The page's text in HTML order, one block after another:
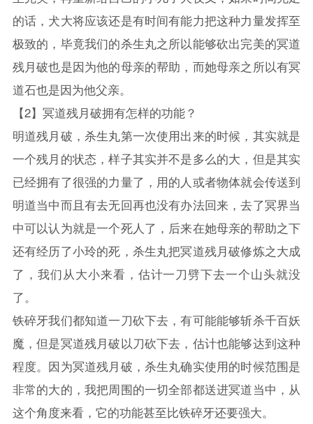
的话，犬大将应该还是有时间有能力把这种力量发挥至
极致的，毕竟我们的杀生丸之所以能够砍出完美的冥道
残月破也是因为他的母亲的帮助，而她母亲之所以有冥
道石也是因为他父亲。
【2】冥道残月破拥有怎样的功能？
明道残月破，杀生丸第一次使用出来的时候，其实就是
一个残月的状态，样子其实并不是多么的大，但是其实
已经拥有了很强的力量了，用的人或者物体就会传送到
明道当中而且有去无回再也没有办法回来，去了冥界当
中可以认为就是一个死人了，后来在她母亲的帮助之下
还有经历了小玲的死，杀生丸把冥道残月破修炼之大成
了，我们从大小来看，估计一刀劈下去一个山头就没
了。
铁碎牙我们都知道一刀砍下去，有可能能够斩杀千百妖
魔，但是冥道残月破以刀砍下去，估计也能够达到这种
程度。因为冥道残月破，杀生丸确实使用的时候范围是
非常的大的，我把周围的一切全部都送进冥道当中，从
这个角度来看，它的功能甚至比铁碎牙还要强大。